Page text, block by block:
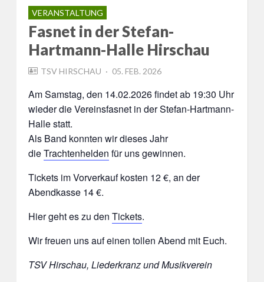
VERANSTALTUNG
Fasnet in der Stefan-
Hartmann-Halle Hirschau
TSV HIRSCHAU
POSTED
05. FEB. 2026
Am Samstag, den 14.02.2026 findet ab 19:30 Uhr
wieder die Vereinsfasnet in der Stefan-Hartmann-
Halle statt.
Als Band konnten wir dieses Jahr
dieTrachtenhelden für uns gewinnen.
Tickets im Vorverkauf kosten 12 €, an der
Abendkasse 14 €.
Hier geht es zu den Tickets.
Wir freuen uns auf einen tollen Abend mit Euch.
TSV Hirschau, Liederkranz und Musikverein